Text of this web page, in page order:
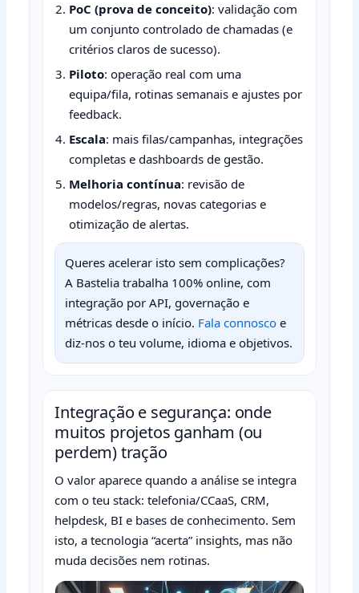
PoC (prova de conceito): validação com
um conjunto controlado de chamadas (e
critérios claros de sucesso).
Piloto: operação real com uma
equipa/fila, rotinas semanais e ajustes por
feedback.
Escala: mais filas/campanhas, integrações
completas e dashboards de gestão.
Melhoria contínua: revisão de
modelos/regras, novas categorias e
otimização de alertas.
Queres acelerar isto sem complicações?
A Bastelia trabalha 100% online, com
integração por API, governação e
métricas desde o início. Fala connosco e
diz-nos o teu volume, idioma e objetivos.
Integração e segurança: onde
muitos projetos ganham (ou
perdem) tração
O valor aparece quando a análise se integra
com o teu stack: telefonia/CCaaS, CRM,
helpdesk, BI e bases de conhecimento. Sem
isto, a tecnologia “acerta” insights, mas não
muda decisões nem rotinas.